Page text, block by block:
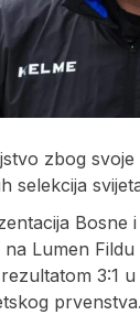
zbog
selekcija
Bosne
Lumen
3:1
prvenstva.